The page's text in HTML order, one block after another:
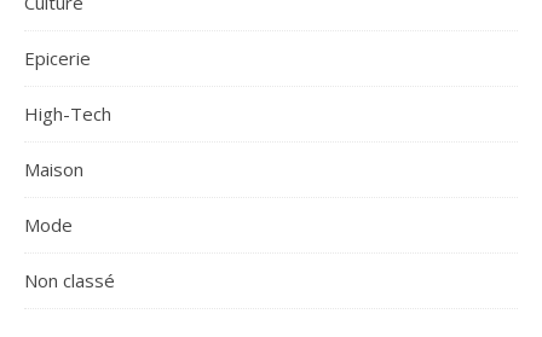
Epicerie
High-Tech
Maison
Mode
Non classé